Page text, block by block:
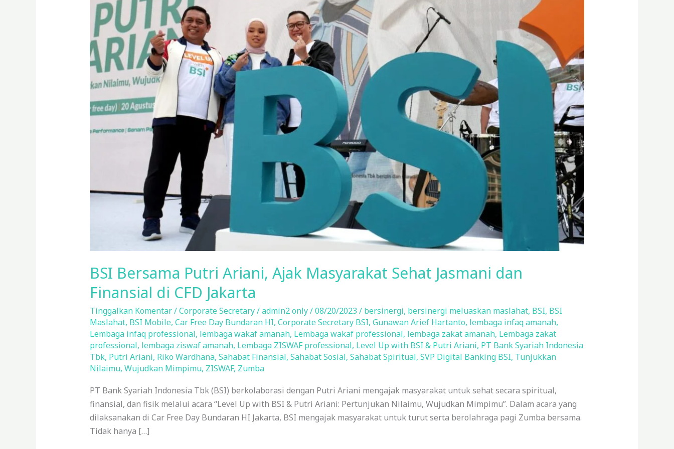
BSI Bersama Putri Ariani, Ajak Masyarakat Sehat Jasmani dan
Finansial di CFD Jakarta
Tinggalkan Komentar/Corporate Secretary/admin2 only/08/20/2023 / bersinergi, bersinergi meluaskan maslahat, BSI, BSI
Maslahat, BSI Mobile, Car Free Day Bundaran HI, Corporate Secretary BSI, Gunawan Arief Hartanto, lembaga infaq amanah,
Lembaga infaq professional, lembaga wakaf amanah, Lembaga wakaf professional, lembaga zakat amanah, Lembaga zakat
professional, lembaga ziswaf amanah, Lembaga ZISWAF professional, Level Up with BSI & Putri Ariani, PT Bank Syariah Indonesia
Tbk, Putri Ariani, Riko Wardhana, Sahabat Finansial, Sahabat Sosial, Sahabat Spiritual, SVP Digital Banking BSI, Tunjukkan
Nilaimu, Wujudkan Mimpimu, ZISWAF, Zumba
PT Bank Syariah Indonesia Tbk (BSI) berkolaborasi dengan Putri Ariani mengajak masyarakat untuk sehat secara spiritual,
finansial, dan fisik melalui acara “Level Up with BSI & Putri Ariani: Pertunjukan Nilaimu, Wujudkan Mimpimu”. Dalam acara yang
dilaksanakan di Car Free Day Bundaran HI Jakarta, BSI mengajak masyarakat untuk turut serta berolahraga pagi Zumba bersama.
Tidak hanya […]
Ajak
Masyarakat
Sehat
Jasmani
dan
Finansial
CFD